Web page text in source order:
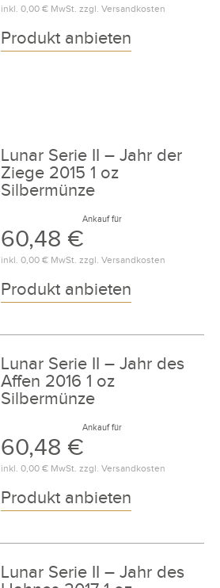
inkl. 0,00 €MwSt. zzgl. Versandkosten
Produkt anbieten
Lunar Serie II – Jahr der
Ziege 2015 1 oz
Silbermünze
Ankauf für
60,48 €
inkl. 0,00 €MwSt. zzgl. Versandkosten
Produkt anbieten
Lunar Serie II – Jahr des
Affen 2016 1 oz
Silbermünze
Ankauf für
60,48 €
inkl. 0,00 €MwSt. zzgl. Versandkosten
Produkt anbieten
Lunar Serie II – Jahr des